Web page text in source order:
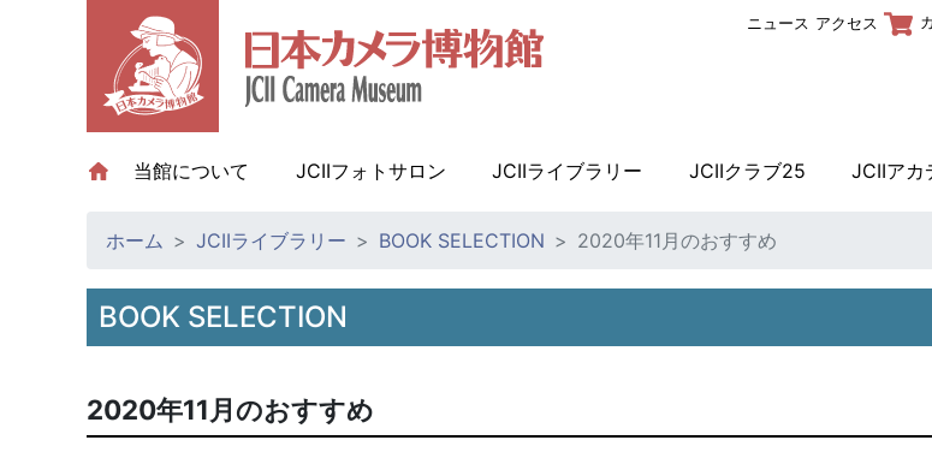
当館について (current)JCIIフォトサロン JCIIライブラリー JCIIクラブ25 JCIIアカ
ニュース アクセス
ホーム JCIIライブラリー BOOK SELECTION 2020年11月のおすすめ
BOOK SELECTION
2020年11月のおすすめ